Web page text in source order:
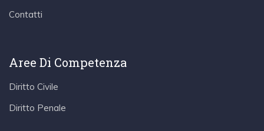
Contatti
Aree Di Competenza
Diritto Civile
Diritto Penale